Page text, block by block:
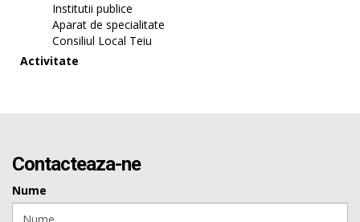
Institutii publice
Aparat de specialitate
Consiliul Local Teiu
Activitate
Contacteaza-ne
Nume